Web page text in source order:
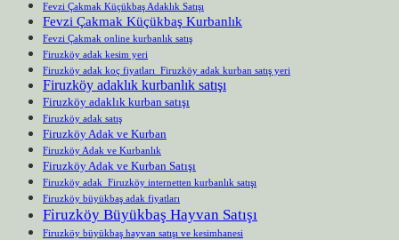
Fevzi Çakmak Küçükbaş Adaklık Satışı
Fevzi Çakmak Küçükbaş Kurbanlık
Fevzi Çakmak online kurbanlık satış
Firuzköy adak kesim yeri
Firuzköy adak koç fiyatları Firuzköy adak kurban satış yeri
Firuzköy adaklık kurbanlık satışı
Firuzköy adaklık kurban satışı
Firuzköy adak satış
Firuzköy Adak ve Kurban
Firuzköy Adak ve Kurbanlık
Firuzköy Adak ve Kurban Satışı
Firuzköy adak Firuzköy internetten kurbanlık satışı
Firuzköy büyükbaş adak fiyatları
Firuzköy Büyükbaş Hayvan Satışı
Firuzköy büyükbaş hayvan satışı ve kesimhanesi